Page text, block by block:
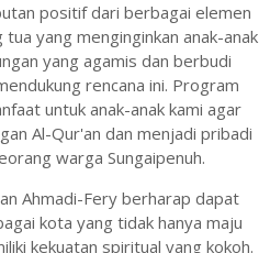
positif dari berbagai elemen
yang menginginkan anak-anak
yang agamis dan berbudi
rencana ini. Program
untuk anak-anak kami agar
Al-Qur'an dan menjadi pribadi
warga Sungaipenuh.
Ahmadi-Fery berharap dapat
kota yang tidak hanya maju
kekuatan spiritual yang kokoh.